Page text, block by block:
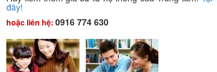
đây!
hoặc liên hệ: 0916 774 630